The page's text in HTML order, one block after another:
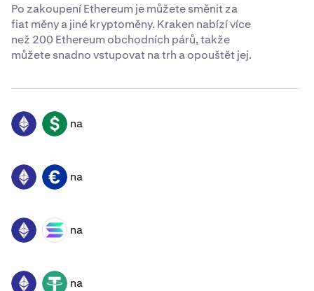
Po zakoupení Ethereum je můžete směnit za
fiat měny a jiné kryptoměny. Kraken nabízí více
než 200 Ethereum obchodních párů, takže
můžete snadno vstupovat na trh a opouštět jej.
ETH USD na
ETH EUR na
ETH SOL na
ETH USDT na